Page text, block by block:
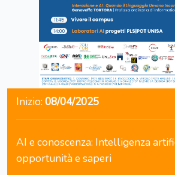
Inizio: 08/04/2025
AI e conoscenza: Intelligenza
opportunità e saperi